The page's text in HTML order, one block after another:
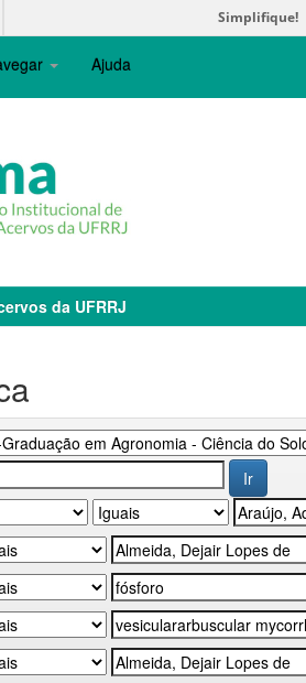
Simplifique!
Ajuda
da UFRRJ